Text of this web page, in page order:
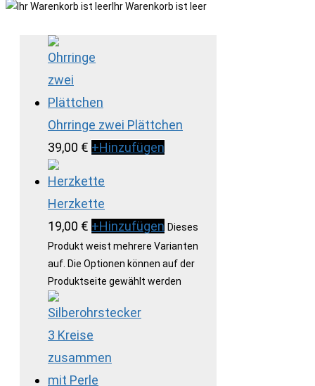
Ihr Warenkorb ist leer
Ohrringe zwei Plättchen
39,00 € +Hinzufügen
Herzkette
19,00 € +Hinzufügen Dieses
Produkt weist mehrere Varianten
auf. Die Optionen können auf der
Produktseite gewählt werden